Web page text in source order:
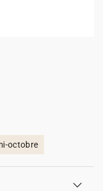
octobre